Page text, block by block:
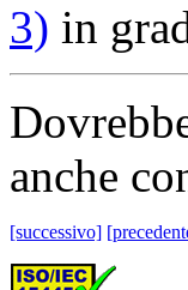
3) in
anche
[successivo]